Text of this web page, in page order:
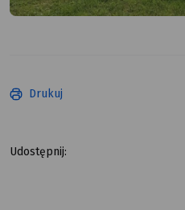
Drukuj
Udostępnij: